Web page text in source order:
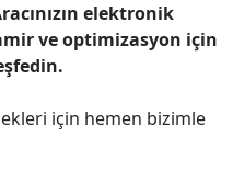
elektronik
ve optimizasyon için
için hemen bizimle